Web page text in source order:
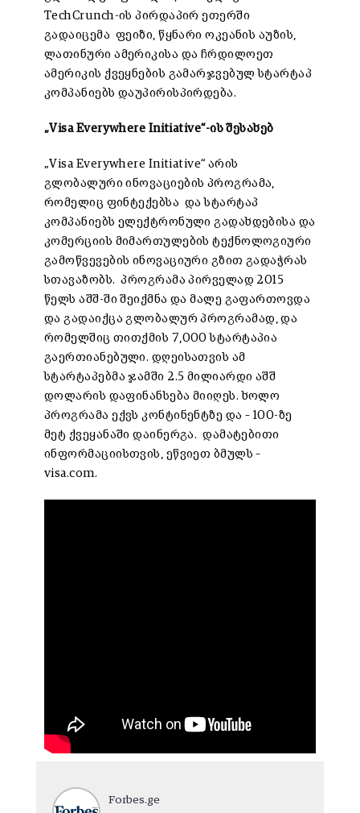
TechCrunch-ის პირდაპირ ეთერში
გადაიცემა ფეიზი, წყნარი ოკეანის აუზის,
ლათინური ამერიკისა და ჩრდილოეთ
ამერიკის ქვეყნების გამარჯვებულ სტარტაპ
კომპანიებს დაუპირისპირდება.
„Visa Everywhere Initiative“-ის შესახებ
„Visa Everywhere Initiative“ არის
გლობალური ინოვაციების პროგრამა,
რომელიც ფინტექებსა და სტარტაპ
კომპანიებს ელექტრონული გადახდებისა და
კომერციის მიმართულების ტექნოლოგიური
გამოწვევების ინოვაციური გზით გადაჭრას
სთავაზობს. პროგრამა პირველად 2015
წელს აშშ-ში შეიქმნა და მალე გაფართოვდა
და გადაიქცა გლობალურ პროგრამად, და
რომელშიც თითქმის 7,000 სტარტაპია
გაერთიანებული. დღეისათვის ამ
სტარტაპებმა ჯამში 2.5 მილიარდი აშშ
დოლარის დაფინანსება მიიღეს. ხოლო
პროგრამა ექვს კონტინენტზე და – 100-ზე
მეტ ქვეყანაში დაინერგა. დამატებითი
ინფორმაციისთვის, ეწვიეთ ბმულს –
visa.com.
Forbes.ge